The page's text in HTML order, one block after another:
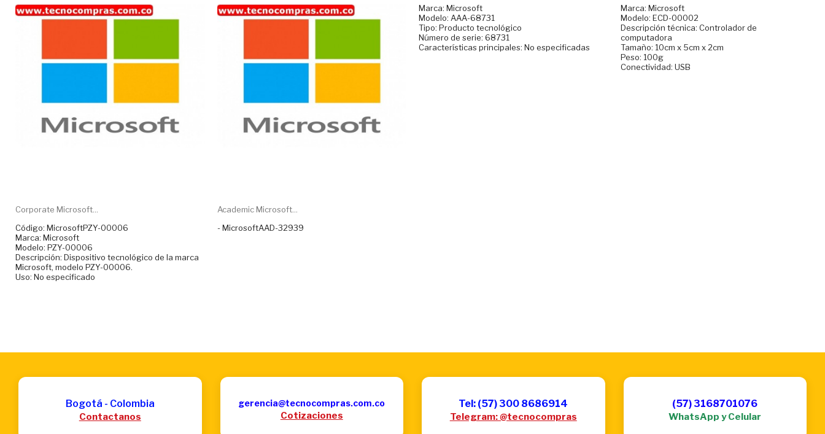
Corporate Microsoft...
Código: MicrosoftPZY-00006
Marca: Microsoft
Modelo: PZY-00006
Descripción: Dispositivo tecnológico de la marca
Microsoft, modelo PZY-00006.
Uso: No especificado
Academic Microsoft...
- MicrosoftAAD-32939
Marca: Microsoft
Modelo: AAA-68731
Tipo: Producto tecnológico
Número de serie: 68731
Características principales: No especificadas
Marca: Microsoft
Modelo: ECD-00002
Descripción técnica: Controlador de
computadora
Tamaño: 10cm x 5cm x 2cm
Peso: 100g
Conectividad: USB
Bogotá - Colombia
Contactanos
gerencia@tecnocompras.com.co
Cotizaciones
Tel: (57) 300 8686914
Telegram: @tecnocompras
(57) 3168701076
WhatsApp y Celular